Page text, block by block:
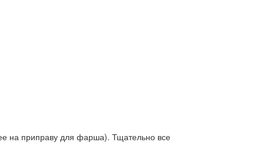
на приправу для фарша). Тщательно все